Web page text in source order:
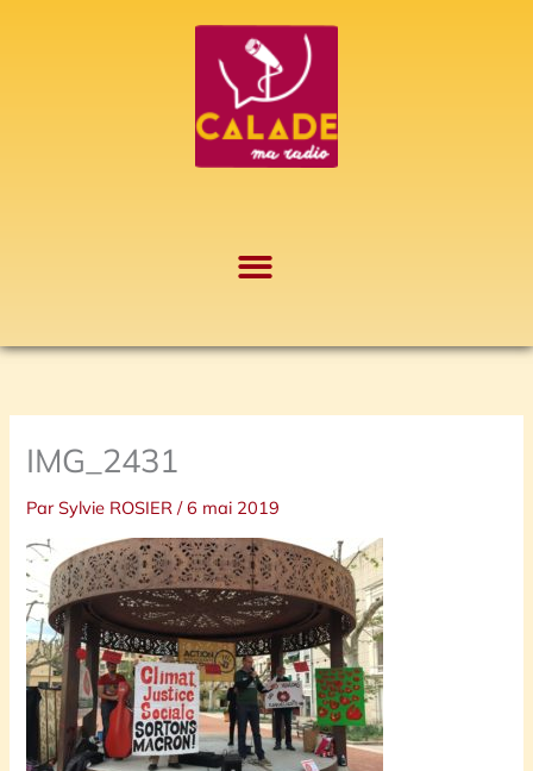
IMG_2431
ParSylvie ROSIER/6 mai 2019